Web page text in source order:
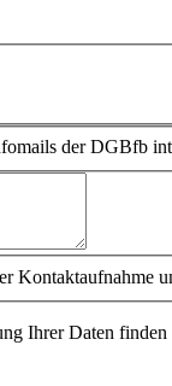
der DGBfb
Kontaktaufnahme
Ihrer Daten